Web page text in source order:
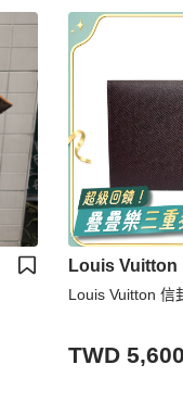
Louis Vuitton
Louis Vuitton 信
TWD 5,600